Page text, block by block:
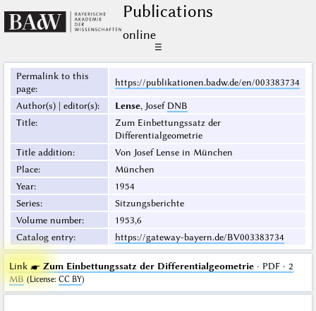
Publications
online
☰
Permalink to this
page:
https://publikationen.badw.de/en/003383734
Author(s) | editor(s): Lense, Josef DNB
Title:
Zum Einbettungssatz der
Differentialgeometrie
Title addition:
Von Josef Lense in München
Place:
München
Year:
1954
Series:
Sitzungsberichte
Volume number:
1953,6
Catalog entry: https://gateway-bayern.de/BV003383734
Link ☛ Zum Einbettungssatz der Differentialgeometrie· PDF · 2
MB (License: CC BY)